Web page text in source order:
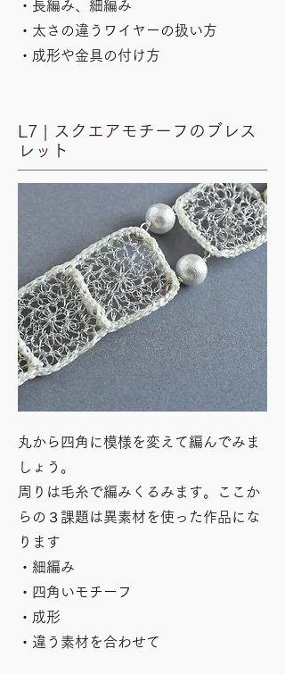
・長編み、細編み
・太さの違うワイヤーの扱い方
​・成形や金具の付け方
L7 | スクエアモチーフのブレス
レット
丸から四角に模様を変えて編んでみま
しょう。
周りは毛糸で編みくるみます。ここか
らの３課題は異素材を使った作品にな
ります
・細編み
・四角いモチーフ
・成形
​・違う素材を合わせて